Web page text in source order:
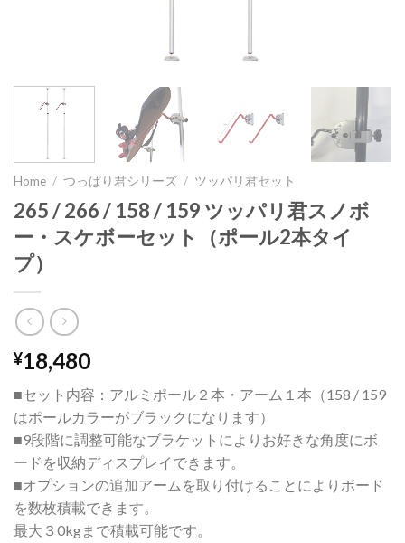
Home / つっぱり君シリーズ / ツッパリ君セット
265 / 266 / 158 / 159 ツッパリ君スノボ
ー・スケボーセット（ポール2本タイ
プ）
¥18,480
■セット内容：アルミポール２本・アーム１本（158 / 159
はポールカラーがブラックになります）
■9段階に調整可能なブラケットによりお好きな角度にボ
ードを収納ディスプレイできます。
■オプションの追加アームを取り付けることによりボード
を数枚積載できます。
最大３0kgまで積載可能です。